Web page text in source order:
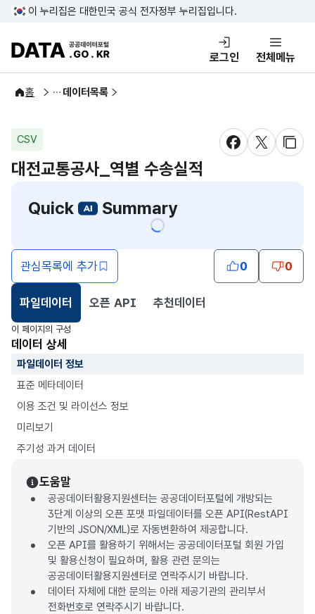
콘텐츠 바로가기
푸터 바로가기
이 누리집은 대한민국 공식 전자정부 누리집입니다.
DATA.GO.KR 공공데이터포털
로그인 전체메뉴
홈
공공데이터 데이터목록
CSV
새창 열림새창 열림
새창
대전교통공사_역별 수송실적
Quick
Summary
관심목록에 추가 0 0
파일데이터
선택됨
오픈 API 추천데이터
이 페이지의 구성
데이터 상세
파일데이터 정보
표준 메타데이터
이용 조건 및 라이선스 정보
미리보기
주기성 과거 데이터
도움말
공공데이터활용지원센터는 공공데이터포털에 개방되는
3단계 이상의 오픈 포맷 파일데이터를 오픈 API(RestAPI
기반의 JSON/XML)로 자동변환하여 제공합니다.
오픈 API를 활용하기 위해서는 공공데이터포털 회원 가입
및 활용신청이 필요하며, 활용 관련 문의는
공공데이터활용지원센터로 연락주시기 바랍니다.
데이터 자체에 대한 문의는 아래 제공기관의 관리부서
전화번호로 연락주시기 바랍니다.